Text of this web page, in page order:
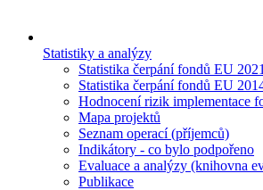
Statistiky a analýzy
Statistika čerpání fondů EU
Statistika čerpání fondů EU
Hodnocení rizik implementace
Mapa projektů
Seznam operací (příjemců)
Indikátory - co bylo podpořeno
Evaluace a analýzy (knihovna
Publikace